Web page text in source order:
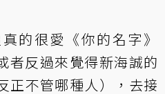
的很愛《你的名字》
者反過來覺得新海誠的
正不管哪種人），去接